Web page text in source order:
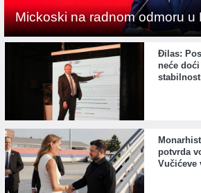
Mickoski na radnom odmoru u
Đilas:
neće
potvrda
Vučićeve